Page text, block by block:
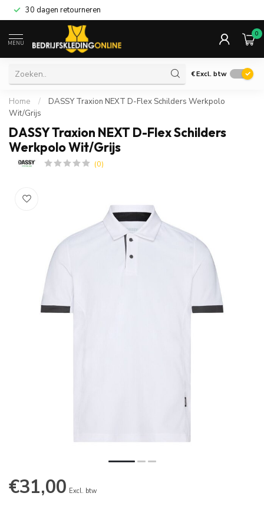
30 dagen retourneren
MENU
0
€Excl. btw
Home /
DASSY Traxion NEXT D-Flex Schilders Werkpolo
Wit/Grijs
DASSY Traxion NEXT D-Flex Schilders
Werkpolo Wit/Grijs
(0)
€31,00 Excl. btw